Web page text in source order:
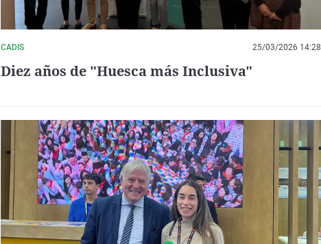
CADIS 25/03/2026 14:28
Diez años de "Huesca más Inclusiva"